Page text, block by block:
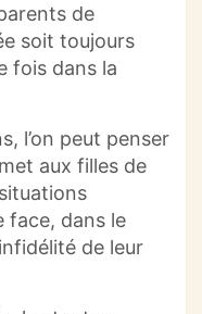
de
soit toujours
fois dans la
l’on peut penser
aux filles de
face, dans le
de leur